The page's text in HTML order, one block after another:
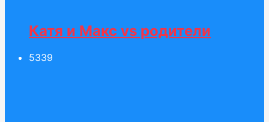
Катя и Макс vs родители
5339